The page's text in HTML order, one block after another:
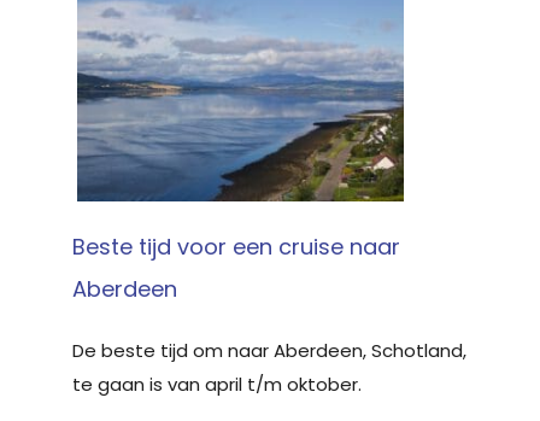
Beste tijd voor een cruise naar
Aberdeen
De beste tijd om naar Aberdeen, Schotland,
te gaan is van april t/m oktober.